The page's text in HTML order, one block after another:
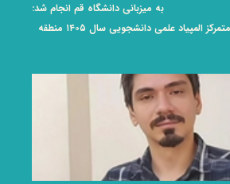
به میزبانی دانشگاه قم انجام شد:
سی و یکمین آزمون غیرمتمرکز المپیاد علمی دانشجویی سال ۱۴۰۵ منطقه